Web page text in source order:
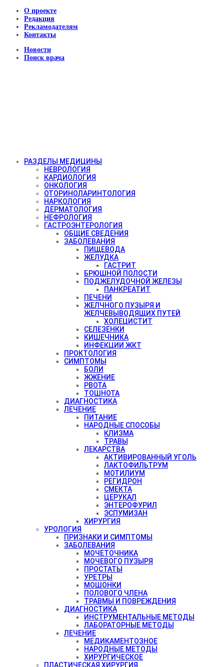
О проекте
Редакция
Рекламодателям
Контакты
Новости
Поиск врача
РАЗДЕЛЫ МЕДИЦИНЫ
НЕВРОЛОГИЯ
КАРДИОЛОГИЯ
ОНКОЛОГИЯ
ОТОРИНОЛАРИНТОЛОГИЯ
НАРКОЛОГИЯ
ДЕРМАТОЛОГИЯ
НЕФРОЛОГИЯ
ГАСТРОЭНТЕРОЛОГИЯ
ОБЩИЕ СВЕДЕНИЯ
ЗАБОЛЕВАНИЯ
ПИЩЕВОДА
ЖЕЛУДКА
ГАСТРИТ
БРЮШНОЙ ПОЛОСТИ
ПОДЖЕЛУДОЧНОЙ ЖЕЛЕЗЫ
ПАНКРЕАТИТ
ПЕЧЕНИ
ЖЕЛЧНОГО ПУЗЫРЯ И
ЖЕЛЧЕВЫВОДЯЩИХ ПУТЕЙ
ХОЛЕЦИСТИТ
СЕЛЕЗЕНКИ
КИШЕЧНИКА
ИНФЕКЦИИ ЖКТ
ПРОКТОЛОГИЯ
СИМПТОМЫ
БОЛИ
ЖЖЕНИЕ
РВОТА
ТОШНОТА
ДИАГНОСТИКА
ЛЕЧЕНИЕ
ПИТАНИЕ
НАРОДНЫЕ СПОСОБЫ
КЛИЗМА
ТРАВЫ
ЛЕКАРСТВА
АКТИВИРОВАННЫЙ УГОЛЬ
ЛАКТОФИЛЬТРУМ
МОТИЛИУМ
РЕГИДРОН
СМЕКТА
ЦЕРУКАЛ
ЭНТЕРОФУРИЛ
ЭСПУМИЗАН
ХИРУРГИЯ
УРОЛОГИЯ
ПРИЗНАКИ И СИМПТОМЫ
ЗАБОЛЕВАНИЯ
МОЧЕТОЧНИКА
МОЧЕВОГО ПУЗЫРЯ
ПРОСТАТЫ
УРЕТРЫ
МОШОНКИ
ПОЛОВОГО ЧЛЕНА
ТРАВМЫ И ПОВРЕЖДЕНИЯ
ДИАГНОСТИКА
ИНСТРУМЕНТАЛЬНЫЕ МЕТОДЫ
ЛАБОРАТОРНЫЕ МЕТОДЫ
ЛЕЧЕНИЕ
МЕДИКАМЕНТОЗНОЕ
НАРОДНЫЕ МЕТОДЫ
ХИРУРГИЧЕСКОЕ
ПЛАСТИЧЕСКАЯ ХИРУРГИЯ